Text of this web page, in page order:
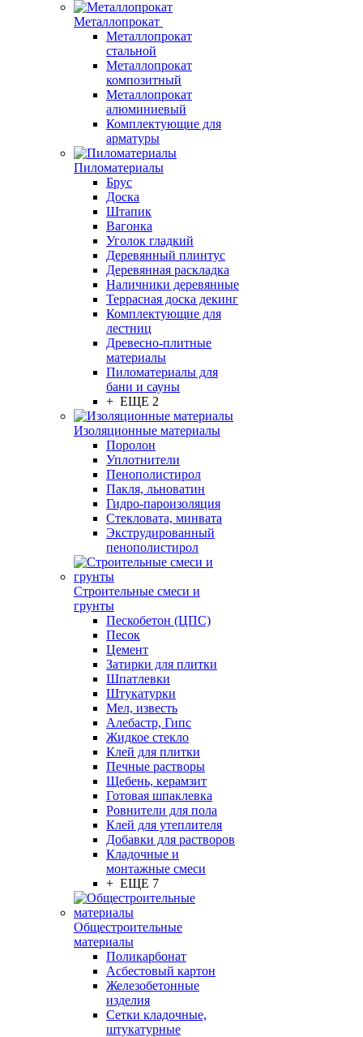
Металлопрокат
Металлопрокат
стальной
Металлопрокат
композитный
Металлопрокат
алюминиевый
Комплектующие для
арматуры
Пиломатериалы
Брус
Доска
Штапик
Вагонка
Уголок гладкий
Деревянный плинтус
Деревянная раскладка
Наличники деревянные
Террасная доска декинг
Комплектующие для
лестниц
Древесно-плитные
материалы
Пиломатериалы для
бани и сауны
+ ЕЩЕ 2
Изоляционные материалы
Поролон
Уплотнители
Пенополистирол
Пакля, льноватин
Гидро-пароизоляция
Стекловата, минвата
Экструдированный
пенополистирол
Строительные смеси и
грунты
Пескобетон (ЦПС)
Песок
Цемент
Затирки для плитки
Шпатлевки
Штукатурки
Мел, известь
Алебастр, Гипс
Жидкое стекло
Клей для плитки
Печные растворы
Щебень, керамзит
Готовая шпаклевка
Ровнители для пола
Клей для утеплителя
Добавки для растворов
Кладочные и
монтажные смеси
+ ЕЩЕ 7
Общестроительные
материалы
Поликарбонат
Асбестовый картон
Железобетонные
изделия
Сетки кладочные,
штукатурные